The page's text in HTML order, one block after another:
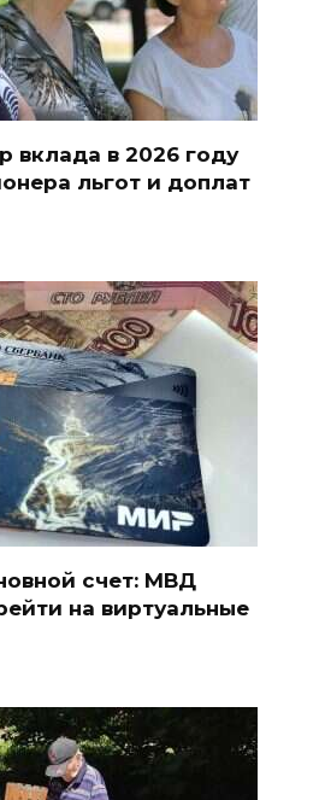
вклада в 2026 году
льгот и доплат
счет: МВД
на виртуальные